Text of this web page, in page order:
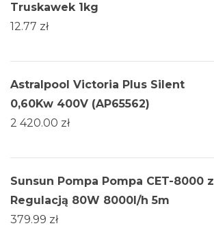
Truskawek 1kg
12.77 zł
Astralpool Victoria Plus Silent
0,60Kw 400V (AP65562)
2 420.00 zł
Sunsun Pompa Pompa CET-8000 z
Regulacją 80W 8000l/h 5m
379.99 zł